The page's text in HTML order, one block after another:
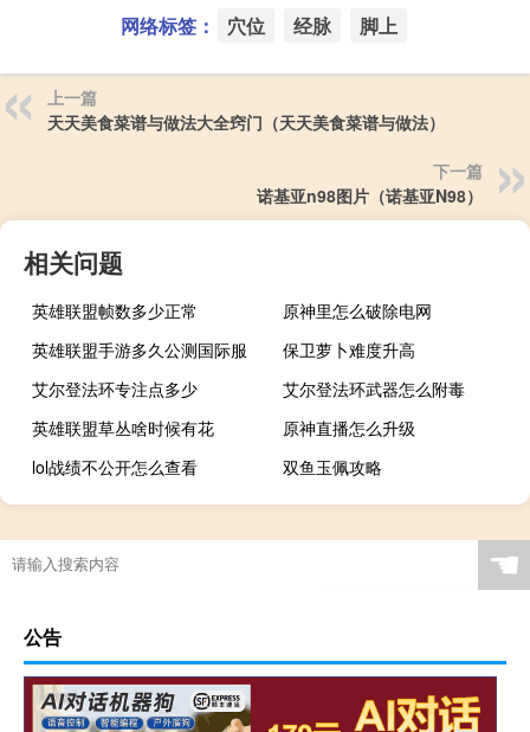
网络标签： 穴位 经脉 脚上
上一篇
天天美食菜谱与做法大全窍门（天天美食菜谱与做法）
下一篇
诺基亚n98图片（诺基亚N98）
相关问题
英雄联盟帧数多少正常
原神里怎么破除电网
英雄联盟手游多久公测国际服
保卫萝卜难度升高
艾尔登法环专注点多少
艾尔登法环武器怎么附毒
英雄联盟草丛啥时候有花
原神直播怎么升级
lol战绩不公开怎么查看
双鱼玉佩攻略
☚
公告